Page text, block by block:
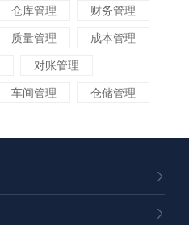
仓库管理 财务管理
质量管理 成本管理
对账管理
车间管理 仓储管理